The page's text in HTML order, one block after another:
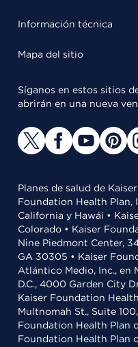
Información técnica
Mapa del sitio
Síganos en estos sitios
abrirán en una nueva
Planes de salud de
Foundation Health Plan,
California y Hawái •
Colorado • Kaiser
Nine Piedmont Center,
GA 30305 • Kaiser
Atlántico Medio, Inc., en
D.C., 4000 Garden City
Kaiser Foundation
Multnomah St., Suite
Foundation Health Plan
Foundation Health Plan